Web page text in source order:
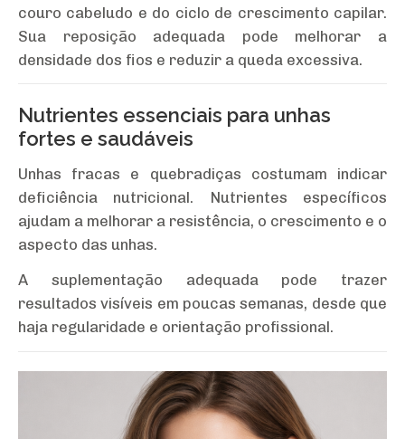
couro cabeludo e do ciclo de crescimento capilar.
Sua reposição adequada pode melhorar a
densidade dos fios e reduzir a queda excessiva.
Nutrientes essenciais para unhas
fortes e saudáveis
Unhas fracas e quebradiças costumam indicar
deficiência nutricional. Nutrientes específicos
ajudam a melhorar a resistência, o crescimento e o
aspecto das unhas.
A suplementação adequada pode trazer
resultados visíveis em poucas semanas, desde que
haja regularidade e orientação profissional.